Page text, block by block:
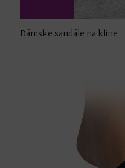
Dámske sandále na kline